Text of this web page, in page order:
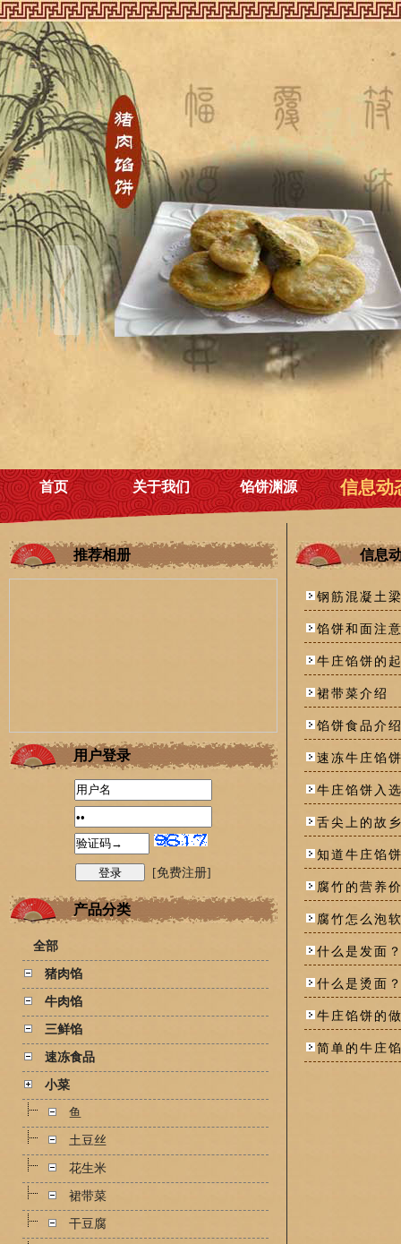
首页 关于我们 馅饼渊源 信息动
推荐相册
用户登录
[免费注册]
产品分类
全部
猪肉馅
牛肉馅
三鲜馅
速冻食品
小菜
鱼
土豆丝
花生米
裙带菜
干豆腐
信息
钢筋混凝土
馅饼和面注
牛庄馅饼的
裙带菜介绍
馅饼食品介
速冻牛庄馅
牛庄馅饼入
舌尖上的故
知道牛庄馅
腐竹的营养
腐竹怎么泡
什么是发面
什么是烫面
牛庄馅饼的
简单的牛庄